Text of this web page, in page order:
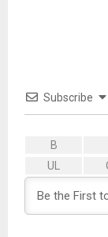
Subscribe